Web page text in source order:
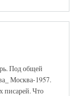
Под общей
Москва-1957.
писарей. Что